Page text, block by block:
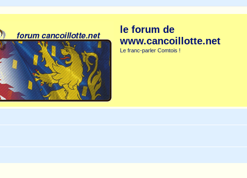
le forum de
www.cancoillotte.net
Le franc-parler Comtois !